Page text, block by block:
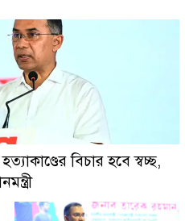
বিচার হবে স্বচ্ছ,